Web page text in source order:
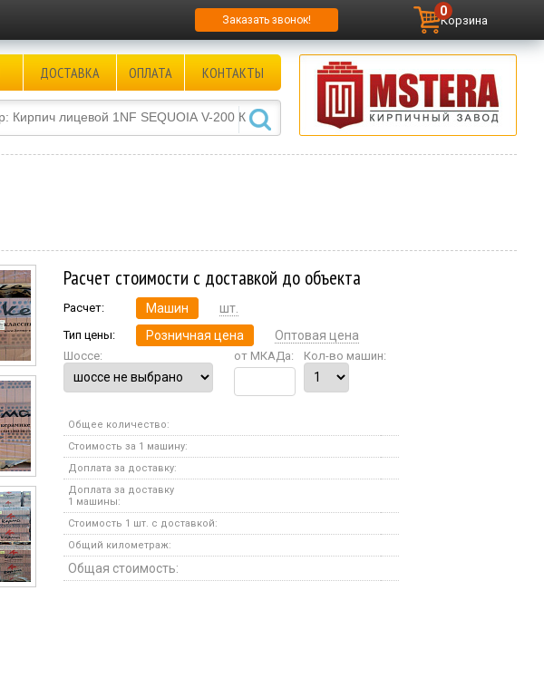
Заказать звонок! Корзина
0
ДОСТАВКА ОПЛАТА КОНТАКТЫ
Расчет стоимости с доставкой до объекта
Расчет: Машин шт.
Тип цены: Розничная цена Оптовая цена
Шоссе: от МКАДа: Кол-во машин:
Общее количество:
Стоимость за 1 машину:
Доплата за доставку:
Доплата за доставку
1 машины:
Стоимость 1 шт. с доставкой:
Общий километраж:
Общая стоимость: